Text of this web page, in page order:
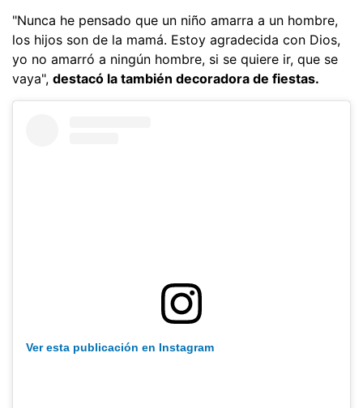
"Nunca he pensado que un niño amarra a un hombre,
los hijos son de la mamá. Estoy agradecida con Dios,
yo no amarró a ningún hombre, si se quiere ir, que se
vaya", destacó la también decoradora de fiestas.
Ver esta publicación en Instagram